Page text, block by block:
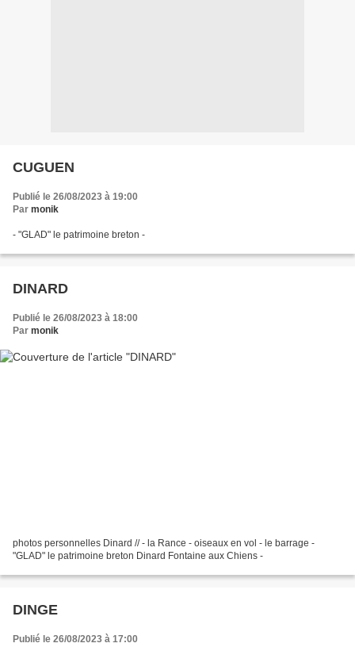
CUGUEN
Publié le 26/08/2023 à 19:00
Par monik
- "GLAD" le patrimoine breton -
DINARD
Publié le 26/08/2023 à 18:00
Par monik
photos personnelles Dinard // - la Rance - oiseaux en vol - le barrage -
"GLAD" le patrimoine breton Dinard Fontaine aux Chiens -
DINGE
Publié le 26/08/2023 à 17:00